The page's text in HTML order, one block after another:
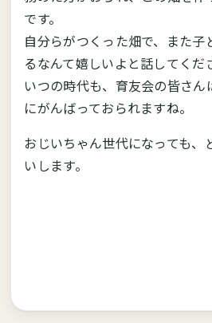
です。
自分らがつくった畑で、また子
るなんて嬉しいよと話してくだ
いつの時代も、育友会の皆さん
にがんばっておられますね。
おじいちゃん世代になっても、
いします。